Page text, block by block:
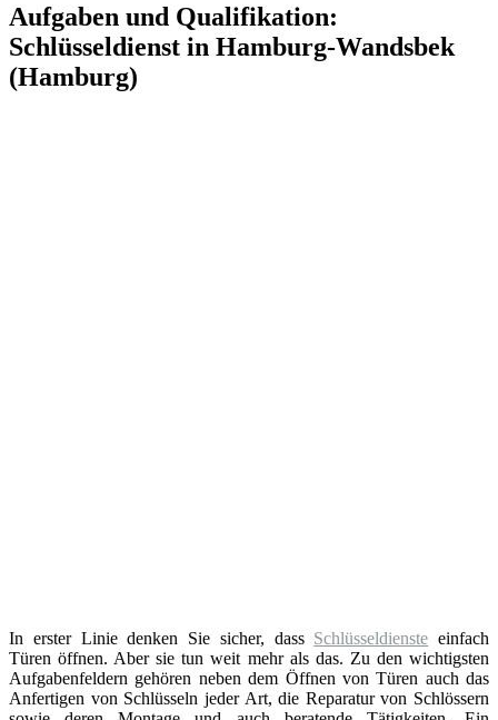
Aufgaben und Qualifikation:
Schlüsseldienst in Hamburg-Wandsbek
(Hamburg)
In erster Linie denken Sie sicher, dass Schlüsseldienste einfach
Türen öffnen. Aber sie tun weit mehr als das. Zu den wichtigsten
Aufgabenfeldern gehören neben dem Öffnen von Türen auch das
Anfertigen von Schlüsseln jeder Art, die Reparatur von Schlössern